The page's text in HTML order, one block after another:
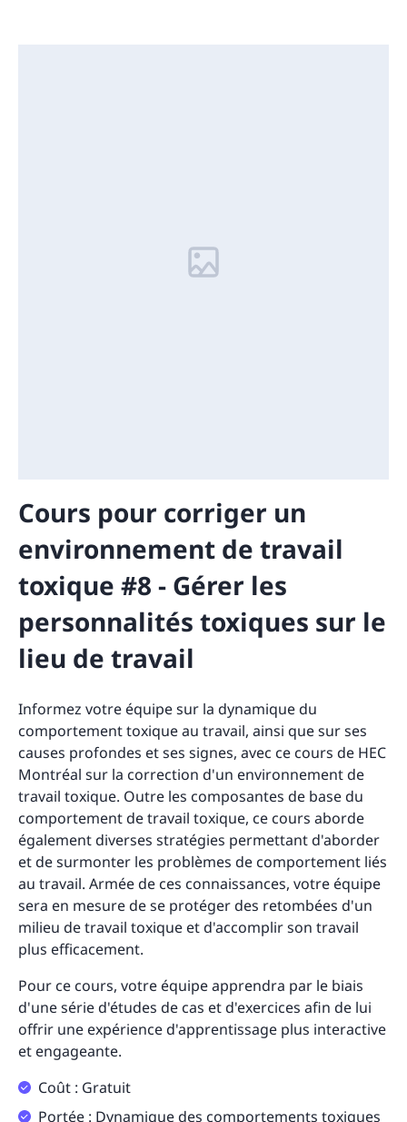
Cours pour corriger un
environnement de travail
toxique #8 - Gérer les
personnalités toxiques sur le
lieu de travail
Informez votre équipe sur la dynamique du
comportement toxique au travail, ainsi que sur ses
causes profondes et ses signes, avec ce cours de HEC
Montréal sur la correction d'un environnement de
travail toxique. Outre les composantes de base du
comportement de travail toxique, ce cours aborde
également diverses stratégies permettant d'aborder
et de surmonter les problèmes de comportement liés
au travail. Armée de ces connaissances, votre équipe
sera en mesure de se protéger des retombées d'un
milieu de travail toxique et d'accomplir son travail
plus efficacement.
Pour ce cours, votre équipe apprendra par le biais
d'une série d'études de cas et d'exercices afin de lui
offrir une expérience d'apprentissage plus interactive
et engageante.
Coût : Gratuit
Portée : Dynamique des comportements toxiques